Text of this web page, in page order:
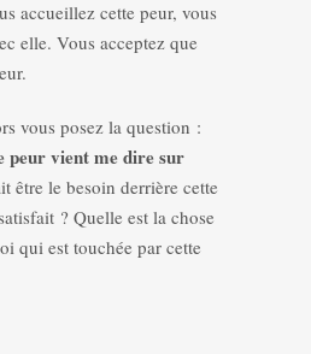
accueillez cette peur, vous
elle. Vous acceptez que
vous posez la question :
peur vient me dire sur
être le besoin derrière cette
? Quelle est la chose
qui est touchée par cette